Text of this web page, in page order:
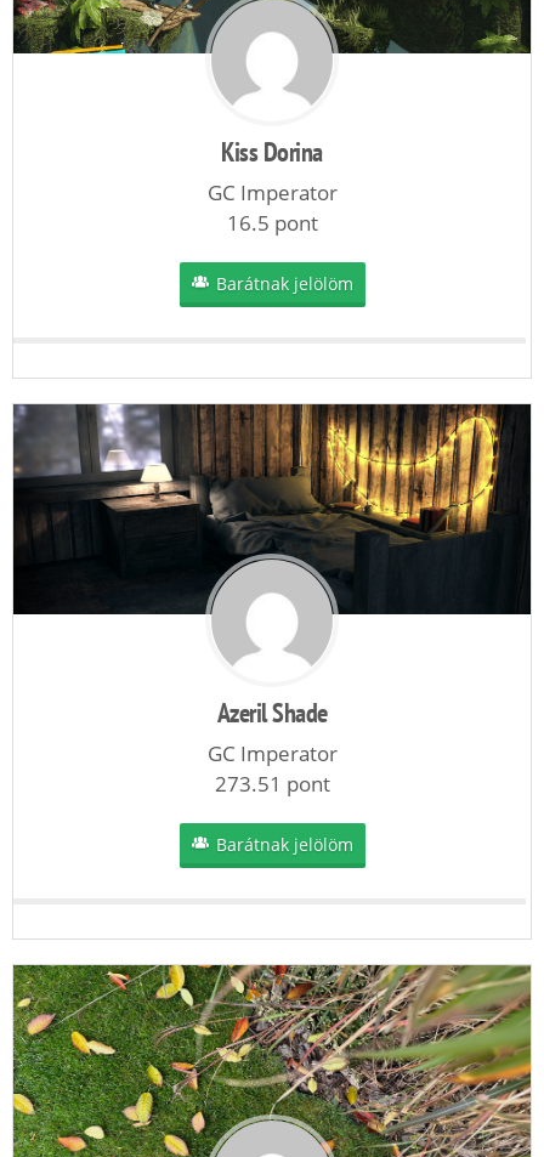
Kiss Dorina
GC Imperator
16.5 pont
Barátnak jelölöm
Azeril Shade
GC Imperator
273.51 pont
Barátnak jelölöm